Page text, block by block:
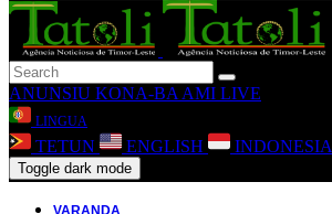
ANUNSIU KONA-BA AMI LIVE
LINGUA
TETUN ENGLISH INDONESIA
Toggle dark mode
VARANDA